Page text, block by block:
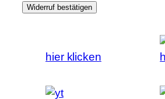
Widerruf bestätigen
hier klicken